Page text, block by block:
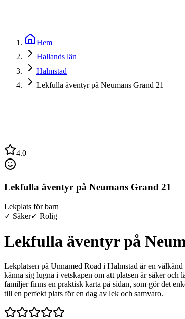
Hem
Hallands län
Halmstad
Lekfulla äventyr på Neumans Grand 21
4.0
Lekfulla äventyr på Neumans Grand 21
Lekplats för barn
✓ Säker✓ Rolig
Lekfulla äventyr på
Lekplatsen på Unnamed Road i Halmstad är en
känna sig lugna i vetskapen om att platsen är säker
familjer finns en praktisk karta på sidan, som gör det
till en perfekt plats för en dag av lek och samvaro.